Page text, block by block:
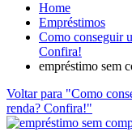
Home
Empréstimos
Como conseguir
Confira!
empréstimo sem
Voltar para "Como
renda? Confira!"